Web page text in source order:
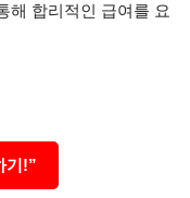
해 합리적인 급여를 요
기!”